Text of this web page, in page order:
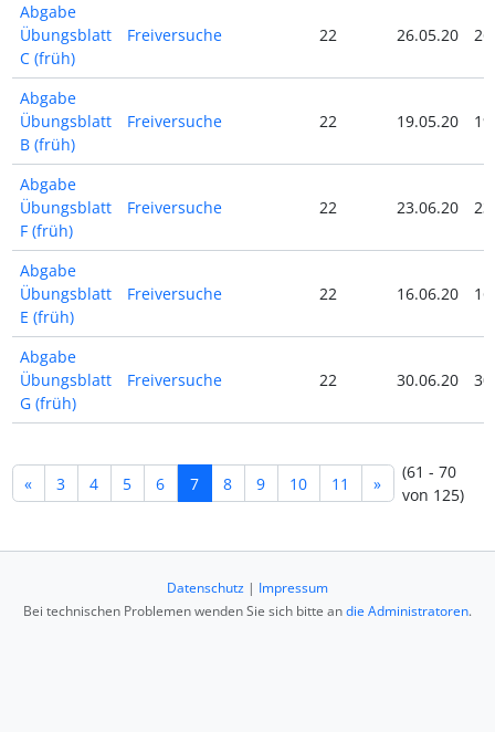
Abgabe
Übungsblatt
C (früh)
Freiversuche 22 26.05.20
Abgabe
Übungsblatt
B (früh)
Freiversuche 22 19.05.20
Abgabe
Übungsblatt
F (früh)
Freiversuche 22 23.06.20
Abgabe
Übungsblatt
E (früh)
Freiversuche 22 16.06.20
Abgabe
Übungsblatt
G (früh)
Freiversuche 22 30.06.20
« 3 4 5 6 7 8 9 10 11 »
(61 - 70
von 125)
Datenschutz | Impressum
Bei technischen Problemen wenden Sie sich bitte andie Administratoren.